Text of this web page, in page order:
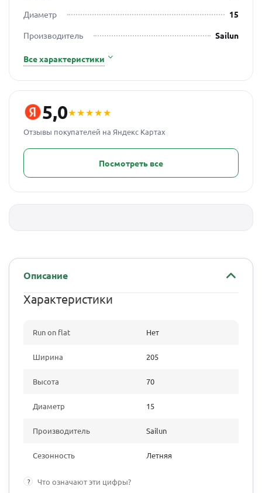
Диаметр
15
Производитель
Sailun
Все характеристики
5,0★★★★★
Отзывы покупателей на Яндекс Картах
Посмотреть все
Описание
Характеристики
Run on flat Нет
Ширина 205
Высота 70
Диаметр 15
Производитель Sailun
Сезонность Летняя
? Что означают эти цифры?